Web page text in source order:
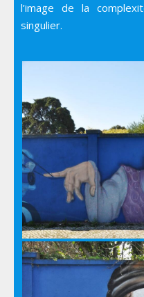
l’image de la
singulier.